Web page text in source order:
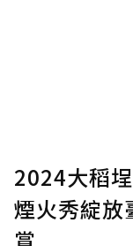
2024大稻
煙火秀綻放